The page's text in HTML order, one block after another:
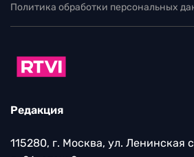
Политика обработки персональных
Редакция
115280, г. Москва, ул. Ленинская